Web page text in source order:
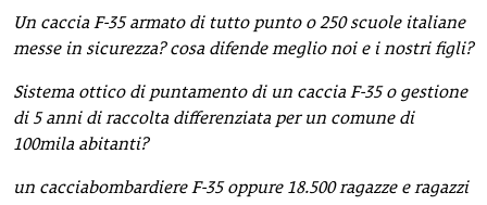
Un caccia F-35 armato di tutto punto o 250 scuole italiane
messe in sicurezza? cosa difende meglio noi e i nostri figli?
Sistema ottico di puntamento di un caccia F-35 o gestione
di 5 anni di raccolta differenziata per un comune di
100mila abitanti?
un cacciabombardiere F-35 oppure 18.500 ragazze e ragazzi